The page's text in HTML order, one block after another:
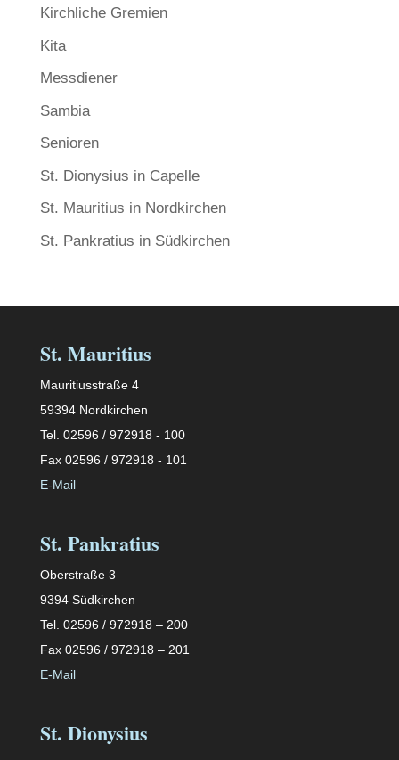
Kirchliche Gremien
Kita
Messdiener
Sambia
Senioren
St. Dionysius in Capelle
St. Mauritius in Nordkirchen
St. Pankratius in Südkirchen
St. Mauritius
Mauritiusstraße 4
59394 Nordkirchen
Tel. 02596 / 972918 - 100
Fax 02596 / 972918 - 101
E-Mail
St. Pankratius
Oberstraße 3
9394 Südkirchen
Tel. 02596 / 972918 – 200
Fax 02596 / 972918 – 201
E-Mail
St. Dionysius